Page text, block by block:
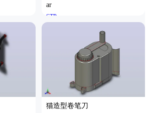
ar
STP
猫造型卷笔刀